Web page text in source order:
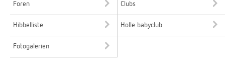
Foren Clubs
Hibbelliste Holle babyclub
Fotogalerien